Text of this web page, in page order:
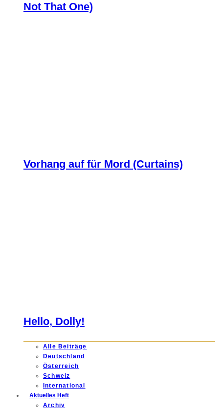
Not That One)
Vorhang auf für Mord (Curtains)
Hello, Dolly!
Alle Beiträge
Deutschland
Österreich
Schweiz
International
Aktuelles Heft
Archiv